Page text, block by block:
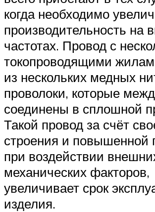
когда необходимо
производительность на
частотах. Провод с
токопроводящими
из нескольких медных
проволоки, которые
соединены в сплошной
Такой провод за счёт
строения и повышенной
при воздействии
механических факторов,
увеличивает срок
изделия.